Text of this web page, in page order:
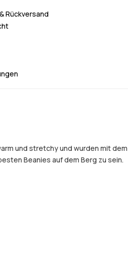
Rückversand
und stretchy und wurden mit dem
Beanies auf dem Berg zu sein.